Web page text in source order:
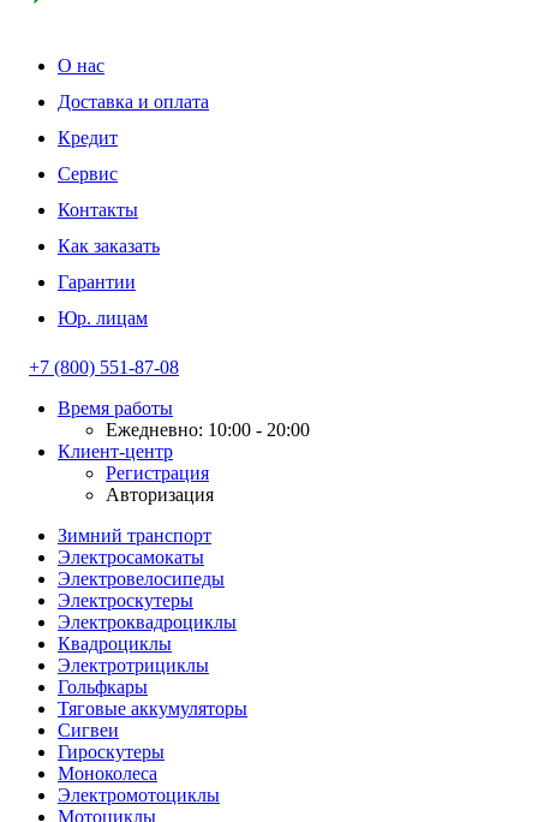
О нас
Доставка и оплата
Кредит
Сервис
Контакты
Как заказать
Гарантии
Юр. лицам
+7 (800) 551-87-08
Время работы
Ежедневно: 10:00 - 20:00
Клиент-центр
Регистрация
Авторизация
Зимний транспорт
Электросамокаты
Электровелосипеды
Электроскутеры
Электроквадроциклы
Квадроциклы
Электротрициклы
Гольфкары
Тяговые аккумуляторы
Сигвеи
Гироскутеры
Моноколеса
Электромотоциклы
Мотоциклы